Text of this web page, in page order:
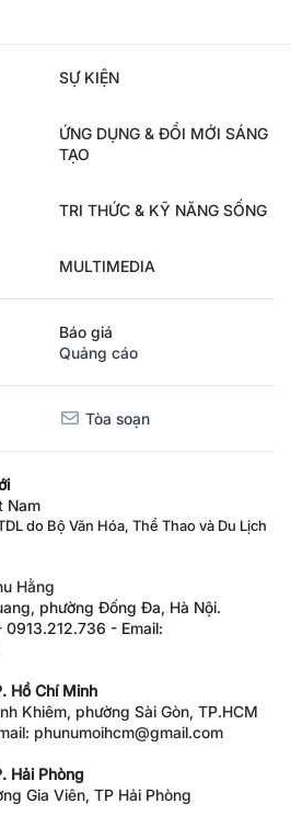
SỰ KIỆN
ỨNG DỤNG & ĐỔI MỚI SÁNG
TẠO
TRI THỨC & KỸ NĂNG SỐNG
MULTIMEDIA
Báo giá
Quảng cáo
Tòa soạn
Nam
do Bộ Văn Hóa, Thể Thao và Du Lịch
Hằng
phường Đống Đa, Hà Nội.
- Email:
Hồ Chí Minh
Khiêm, phường Sài Gòn, TP.HCM
phunumoihcm@gmail.com
Hải Phòng
Gia Viên, TP Hải Phòng